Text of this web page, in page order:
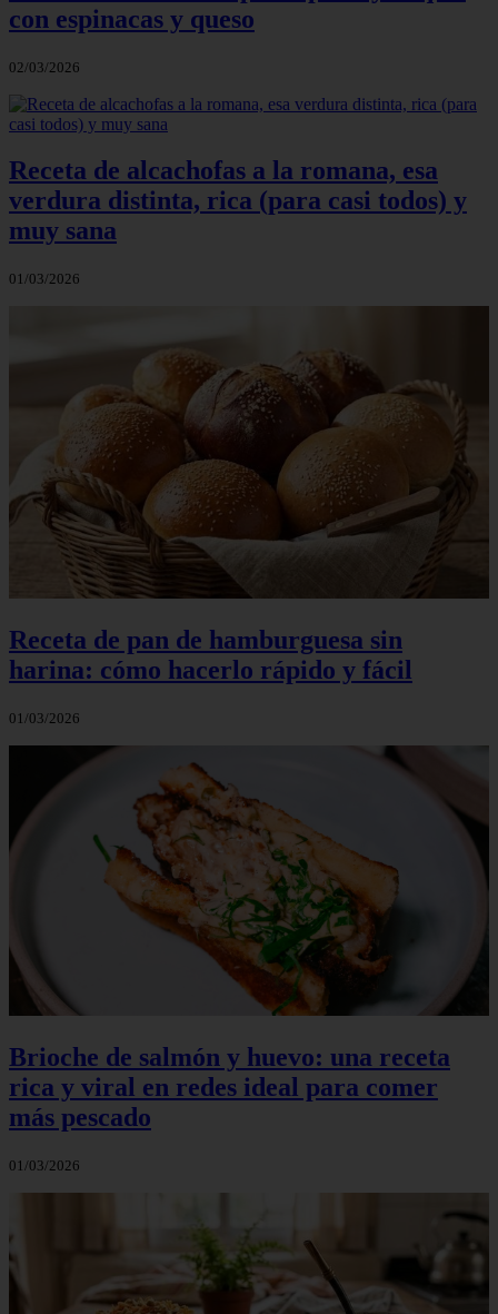
con espinacas y queso
02/03/2026
Receta de alcachofas a la romana, esa
verdura distinta, rica (para casi todos) y
muy sana
01/03/2026
Receta de pan de hamburguesa sin
harina: cómo hacerlo rápido y fácil
01/03/2026
Brioche de salmón y huevo: una receta
rica y viral en redes ideal para comer
más pescado
01/03/2026